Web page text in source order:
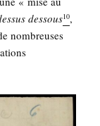
des­sous10,
nom­breuses